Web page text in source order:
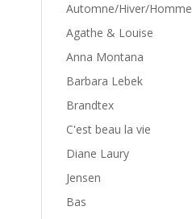
Automne/Hiver/Homme
Agathe & Louise
Anna Montana
Barbara Lebek
Brandtex
C'est beau la vie
Diane Laury
Jensen
Bas